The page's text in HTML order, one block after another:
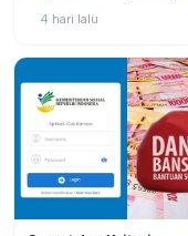
4 hari lalu